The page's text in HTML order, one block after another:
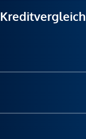
Kreditvergleich